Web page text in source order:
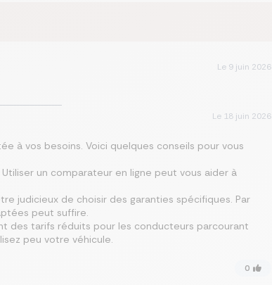
Le 9 juin 2026
Le 18 juin 2026
à vos besoins. Voici quelques conseils pour vous
un comparateur en ligne peut vous aider à
judicieux de choisir des garanties spécifiques. Par
peut suffire.
des tarifs réduits pour les conducteurs parcourant
peu votre véhicule.
0